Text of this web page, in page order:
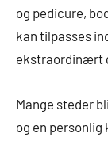
og pedicure,
kan tilpasses
ekstraordinært
Mange steder
og en